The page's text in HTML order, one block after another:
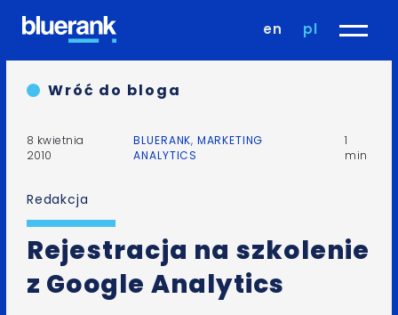
en pl
Wróć do bloga
8 kwietnia
2010
BLUERANK, MARKETING
ANALYTICS
1
min
Redakcja
Rejestracja na szkolenie
z Google Analytics